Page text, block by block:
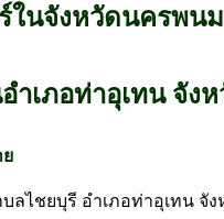
ในจังหวัดนครพนม
ำเภอท่าอุเทน จัง
ไชยบุรี อำเภอท่าอุเทน จั